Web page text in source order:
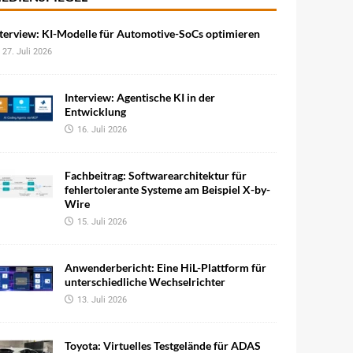
KI-Modelle für Automotive-SoCs optimieren
27. Juli 2026
Interview: Agentische KI in der
Entwicklung
16. Juli 2026
Fachbeitrag: Softwarearchitektur für
fehlertolerante Systeme am Beispiel X-by-
Wire
15. Juli 2026
Anwenderbericht: Eine HiL-Plattform für
unterschiedliche Wechselrichter
13. Juli 2026
Toyota: Virtuelles Testgelände für ADAS